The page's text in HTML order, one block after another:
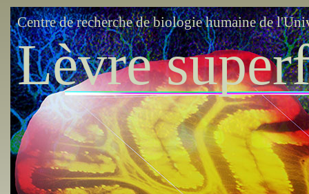
Centre de recherche de biologie humaine de
Lèvre